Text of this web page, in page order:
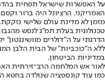
על האפשרות שישראל תפחית
האמריקני. הרציונל היה ברור
מזמן לא מדינת עולם שלישי
טכנולוגית בעלת תמ"ג לנפש
הדרגתי על ה"דולרים מוושינגטון"
ללא ה"כוכביות" של הבית הלבן
במדיניות הביטחון.
לאור אש המלחמה הרב־זירתית
כמו עוד קונספציה שנולדה